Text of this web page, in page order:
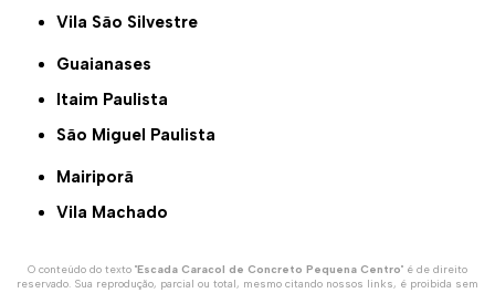
Vila São Silvestre
Guaianases
Itaim Paulista
São Miguel Paulista
Mairiporã
Vila Machado
O conteúdo do texto "Escada Caracol de Concreto Pequena Centro" é de direito
reservado. Sua reprodução, parcial ou total, mesmo citando nossos links, é proibida sem